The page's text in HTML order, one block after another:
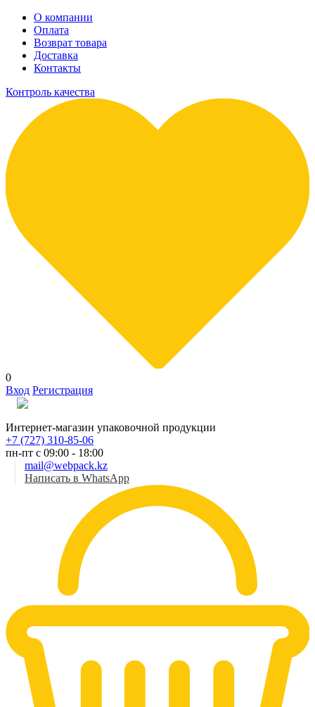
О компании
Оплата
Возврат товара
Доставка
Контакты
Контроль качества
0
Вход Регистрация
Интернет-магазин упаковочной продукции
+7 (727) 310-85-06
пн-пт с 09:00 - 18:00
mail@webpack.kz
Написать в WhatsApp